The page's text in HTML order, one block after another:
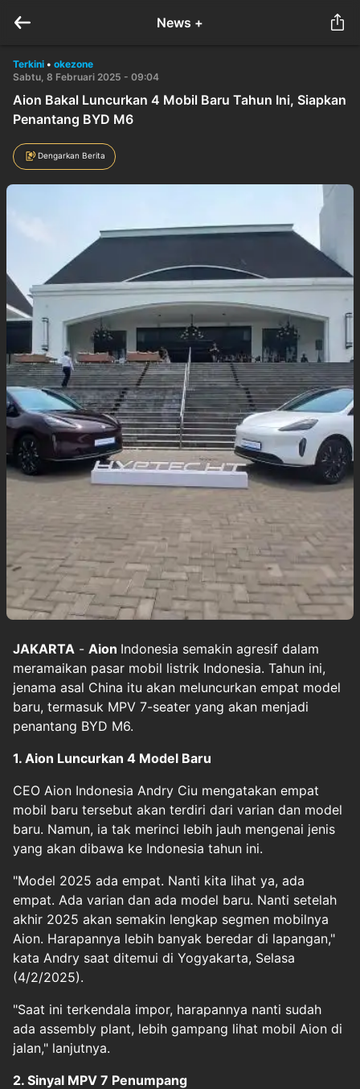
News +
Terkini • okezone
Sabtu, 8 Februari 2025 - 09:04
Aion Bakal Luncurkan 4 Mobil Baru Tahun Ini, Siapkan
Penantang BYD M6
Dengarkan Berita
JAKARTA - Aion Indonesia semakin agresif dalam
meramaikan pasar mobil listrik Indonesia. Tahun ini,
jenama asal China itu akan meluncurkan empat model
baru, termasuk MPV 7-seater yang akan menjadi
penantang BYD M6.
1. Aion Luncurkan 4 Model Baru
CEO Aion Indonesia Andry Ciu mengatakan empat
mobil baru tersebut akan terdiri dari varian dan model
baru. Namun, ia tak merinci lebih jauh mengenai jenis
yang akan dibawa ke Indonesia tahun ini.
"Model 2025 ada empat. Nanti kita lihat ya, ada
empat. Ada varian dan ada model baru. Nanti setelah
akhir 2025 akan semakin lengkap segmen mobilnya
Aion. Harapannya lebih banyak beredar di lapangan,"
kata Andry saat ditemui di Yogyakarta, Selasa
(4/2/2025).
"Saat ini terkendala impor, harapannya nanti sudah
ada assembly plant, lebih gampang lihat mobil Aion di
jalan," lanjutnya.
2. Sinyal MPV 7 Penumpang